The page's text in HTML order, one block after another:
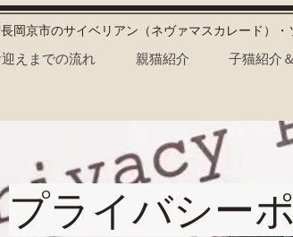
京市のサイベリアン（ネヴァマスカレード）・
えまでの流れ 親猫紹介 子猫紹介
プライバシー